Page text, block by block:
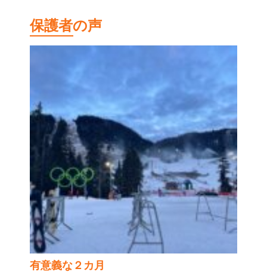
保護者の声
有意義な２カ月